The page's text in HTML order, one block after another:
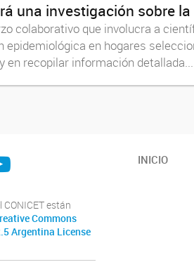
una investigación sobre
colaborativo que involucra a
epidemiológica en hogares
en recopilar información detallada...
están
Commons
Argentina License
INICIO